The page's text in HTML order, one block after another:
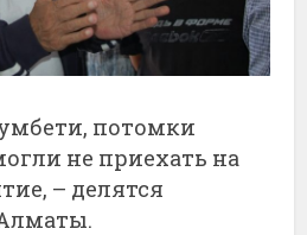
потомки
не приехать на
– делятся